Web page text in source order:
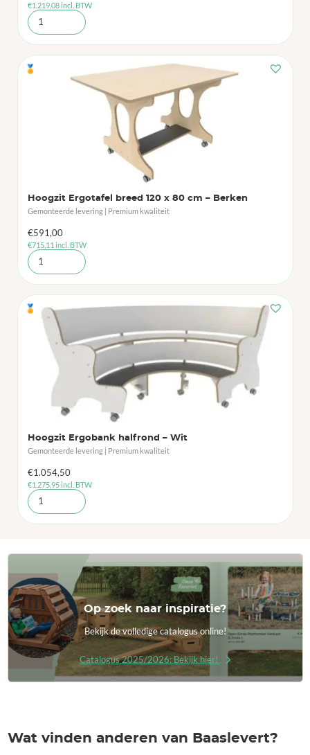
€1.219,08incl. BTW
🏅
Hoogzit Ergotafel breed 120 x 80 cm – Berken
Gemonteerde levering | Premium kwaliteit
€591,00
€715,11 incl. BTW
🏅
Hoogzit Ergobank halfrond – Wit
Gemonteerde levering | Premium kwaliteit
€1.054,50
€1.275,95incl. BTW
Op zoek naar inspiratie?
Bekijk de volledige catalogus online!
Catalogus 2025/2026: Bekijk hier!
Wat vinden anderen van Baaslevert?